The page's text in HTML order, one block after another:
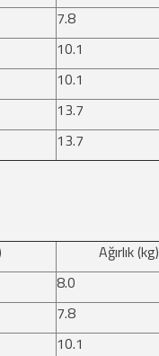
7.8
10.1
10.1
13.7
13.7
Ağırlık (kg)
8.0
7.8
10.1